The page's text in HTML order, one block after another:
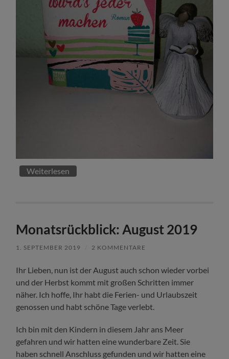
Weiterlesen
Monatsrückblick: August 2019
1. SEPTEMBER 2019 2 KOMMENTARE
Ihr Lieben, nun ist der August auch schon wieder vorbei
und der Herbst kommt mit großen Schritten immer
näher. Ich hoffe, Ihr habt die Ferien- und Urlaubszeit
genossen und habt schöne Tage verlebt.
Ich bin mit den Kindern in diesem Jahr ans Meer
gefahren und wir hatten eine wunderbare Zeit. Sie
haben schnell Anschluss gefunden und wir hatten eine